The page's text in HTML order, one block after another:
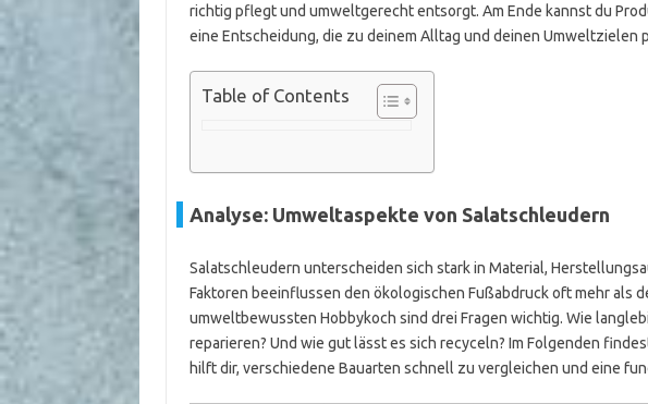
richtig pflegt und umweltgerecht entsorgt. Am Ende kannst du
eine Entscheidung, die zu deinem Alltag und deinen Umweltzielen
Table of Contents
Analyse: Umweltaspekte von Salatschleudern
Salatschleudern unterscheiden sich stark in Material,
Faktoren beeinflussen den ökologischen Fußabdruck oft mehr als
umweltbewussten Hobbykoch sind drei Fragen wichtig. Wie
reparieren? Und wie gut lässt es sich recyceln? Im Folgenden
hilft dir, verschiedene Bauarten schnell zu vergleichen und eine